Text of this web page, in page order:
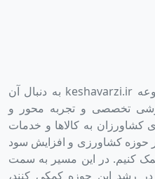
ما، جمعی از کشاورزان در مجموعه keshavarzi.ir به دنبال آن
تخصصی و تجربه محور و
کشاورزان به کالاها و خدمات
حوزه کشاورزی و افزایش سود
کنیم. در این مسیر به سمت
در رشد این حوزه کمکی کنند،